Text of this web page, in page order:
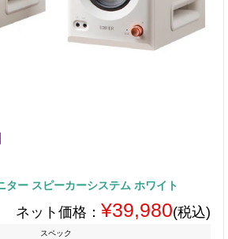
ター スピーカーシステム ホワイト
ネット価格： ¥39,980(税込)
スペック